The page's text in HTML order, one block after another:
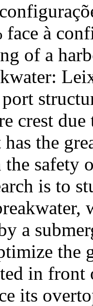
face à
of a
crest
the
safety
is to
a
the
in
its